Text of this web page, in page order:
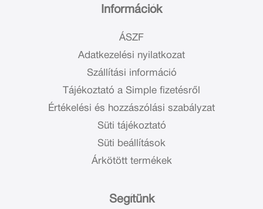
Információk
ÁSZF
Adatkezelési nyilatkozat
Szállítási információ
Tájékoztató a Simple fizetésről
Értékelési és hozzászólási szabályzat
Süti tájékoztató
Süti beállítások
Árkötött termékek
Segítünk